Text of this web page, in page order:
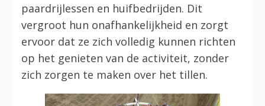
paardrijlessen en huifbedrijden. Dit
vergroot hun onafhankelijkheid en zorgt
ervoor dat ze zich volledig kunnen richten
op het genieten van de activiteit, zonder
zich zorgen te maken over het tillen.